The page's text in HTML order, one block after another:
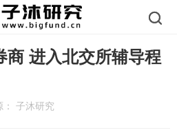
商 进入北交所辅导程
： 子沐研究